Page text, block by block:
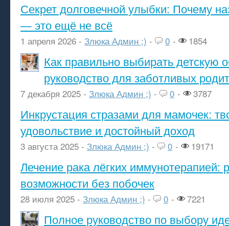
Секрет долговечной улыбки: Почему
— это ещё не всё
1 апреля 2026 - Злюка Админ ;) - 0 - 1854
Как правильно выбирать детскую
руководство для заботливых
7 декабря 2025 - Злюка Админ ;) - 0 - 3787
Инкрустация стразами для мамочек:
удовольствие и достойный доход
3 августа 2025 - Злюка Админ ;) - 0 - 19171
Лечение рака лёгких иммунотерапией:
возможности без побочек
28 июля 2025 - Злюка Админ ;) - 0 - 7221
Полное руководство по выбору